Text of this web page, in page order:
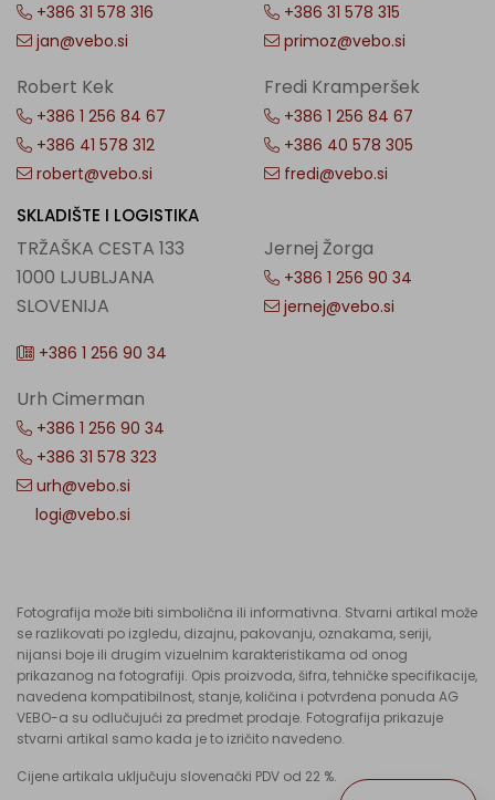
+386 31 578 316
jan@vebo.si
+386 31 578 315
primoz@vebo.si
Robert Kek
+386 1 256 84 67
+386 41 578 312
robert@vebo.si
Fredi Kramperšek
+386 1 256 84 67
+386 40 578 305
fredi@vebo.si
SKLADIŠTE I LOGISTIKA
TRŽAŠKA CESTA 133
1000 LJUBLJANA
SLOVENIJA
+386 1 256 90 34
Urh Cimerman
+386 1 256 90 34
+386 31 578 323
urh@vebo.si
logi@vebo.si
Jernej Žorga
+386 1 256 90 34
jernej@vebo.si
Fotografija može biti simbolična ili informativna. Stvarni artikal može
se razlikovati po izgledu, dizajnu, pakovanju, oznakama, seriji,
nijansi boje ili drugim vizuelnim karakteristikama od onog
prikazanog na fotografiji. Opis proizvoda, šifra, tehničke specifikacije,
navedena kompatibilnost, stanje, količina i potvrđena ponuda AG
VEBO-a su odlučujući za predmet prodaje. Fotografija prikazuje
stvarni artikal samo kada je to izričito navedeno.
Cijene artikala uključuju slovenački PDV od 22 %.